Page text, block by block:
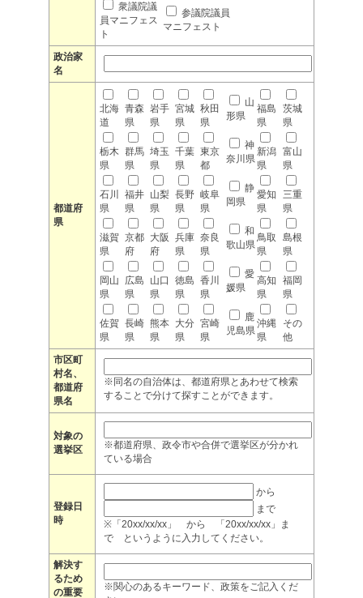
衆議院議
員マニフェス
ト
参議院議員
マニフェスト
政治家
名
都道府
県
北海
道
青森
県
岩手
県
宮城
県
秋田
県
山
形県
福島
県
茨城
県
栃木
県
群馬
県
埼玉
県
千葉
県
東京
都
神
奈川県
新潟
県
富山
県
石川
県
福井
県
山梨
県
長野
県
岐阜
県
静
岡県
愛知
県
三重
県
滋賀
県
京都
府
大阪
府
兵庫
県
奈良
県
和
歌山県
鳥取
県
島根
県
岡山
県
広島
県
山口
県
徳島
県
香川
県
愛
媛県
高知
県
福岡
県
佐賀
県
長崎
県
熊本
県
大分
県
宮崎
県
鹿
児島県
沖縄
県
その
他
市区町
村名、
都道府
県名
※同名の自治体は、都道府県とあわせて検索
することで分けて探すことができます。
対象の
選挙区
※都道府県、政令市や合併で選挙区が分かれ
ている場合
登録日
時
から
まで
※「20xx/xx/xx」 から 「20xx/xx/xx」ま
で というように入力してください。
解決す
るため
の重要
※関心のあるキーワード、政策をご記入くだ